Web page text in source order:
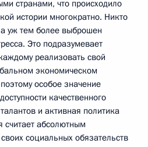
странами, что происходило
истории многократно. Никто
уж тем более выброшен
Это подразумевает
реализовать свой
экономическом
особое значение
качественного
и активная политика
считает абсолютным
социальных обязательств